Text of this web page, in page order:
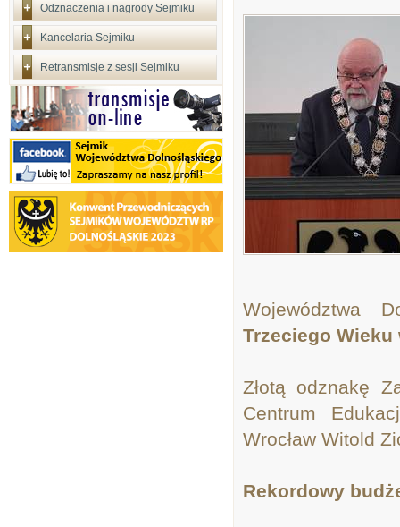
Odznaczenia i nagrody Sejmiku
Kancelaria Sejmiku
Retransmisje z sesji Sejmiku
Województwa
Trzeciego Wieku
Złotą odznakę
Centrum
Wrocław Witold
Rekordowy